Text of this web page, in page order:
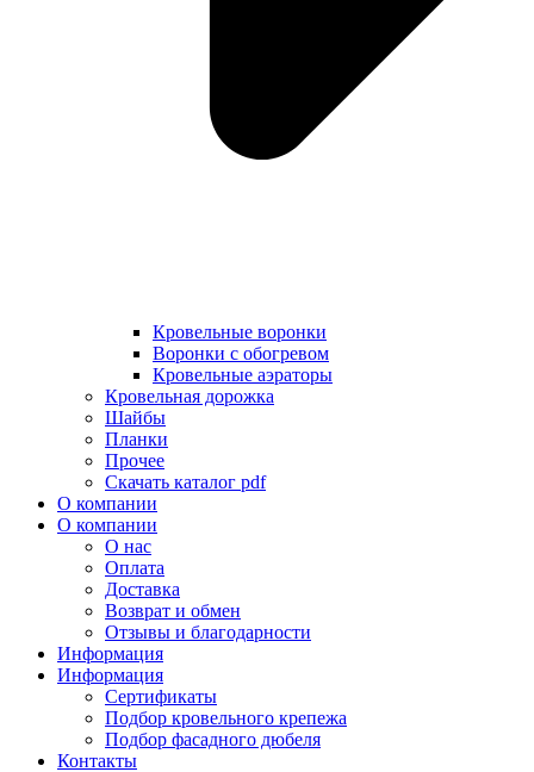
Кровельные воронки
Воронки с обогревом
Кровельные аэраторы
Кровельная дорожка
Шайбы
Планки
Прочее
Скачать каталог pdf
О компании
О компании
О нас
Оплата
Доставка
Возврат и обмен
Отзывы и благодарности
Информация
Информация
Сертификаты
Подбор кровельного крепежа
Подбор фасадного дюбеля
Контакты